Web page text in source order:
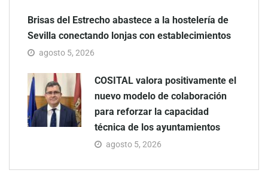
Brisas del Estrecho abastece a la hostelería de
Sevilla conectando lonjas con establecimientos
agosto 5, 2026
COSITAL valora positivamente el
nuevo modelo de colaboración
para reforzar la capacidad
técnica de los ayuntamientos
agosto 5, 2026